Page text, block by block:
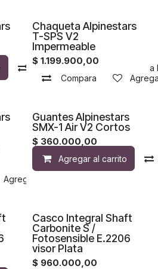
Agregar a
Chaqueta Alpinestars
T-SPS V2
Impermeable
$1.199.900,00
Compara
Agregar a la lista de deseos
Guantes Alpinestars
SMX-1 Air V2 Cortos
$ 360.000,00
Agregar al carrito
¡Nuevo!
Casco Integral Shaft
Carbonite S /
Fotosensible E.2206
visor Plata
$ 960.000,00